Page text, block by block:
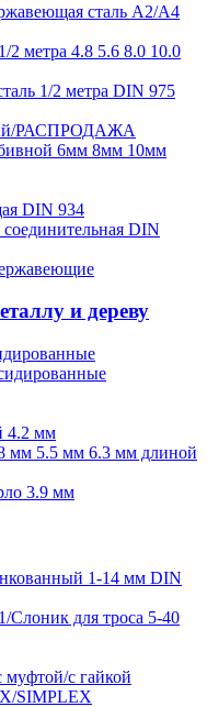
сталь А2/А4
метра 4.8 5.6 8.0 10.0
1/2 метра DIN 975
РАСПРОДАЖА
6мм 8мм 10мм
DIN 934
DIN
и дереву
4.2 мм
мм 5.5 мм 6.3 мм длиной
3.9 мм
1-14 мм DIN
для троса 5-40
с гайкой
SIMPLEX